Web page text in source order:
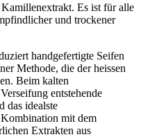
Es ist für alle
und trockener
handgefertigte Seifen
Methode, die der heissen
Beim kalten
entstehende
das idealste
mit dem
Extrakten aus